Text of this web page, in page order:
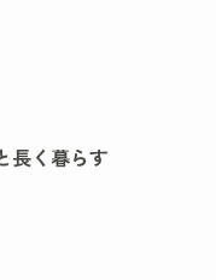
長く暮らす